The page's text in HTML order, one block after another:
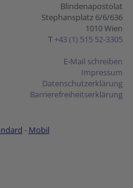
Blindenapostolat
Stephansplatz 6/6/636
1010 Wien
T +43 (1) 515 52-3305
E-Mail schreiben
Impressum
Datenschutzerklärung
Barrierefreiheitserklärung
- Mobil